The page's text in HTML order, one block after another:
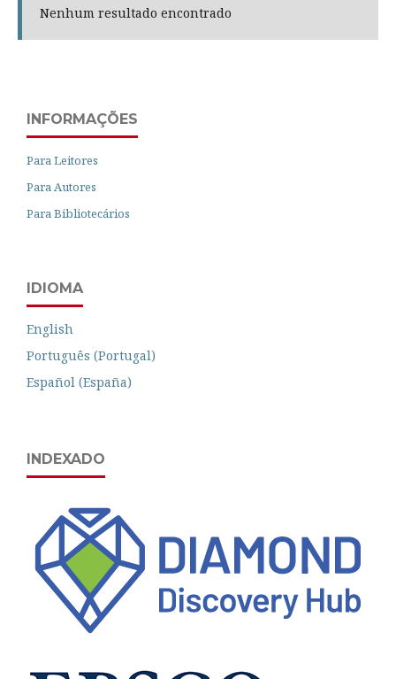
Nenhum resultado encontrado
INFORMAÇÕES
Para Leitores
Para Autores
Para Bibliotecários
IDIOMA
English
Português (Portugal)
Español (España)
INDEXADO